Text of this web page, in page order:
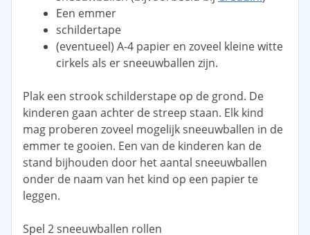
Een emmer
schildertape
(eventueel) A-4 papier en zoveel kleine witte
cirkels als er sneeuwballen zijn.
Plak een strook schilderstape op de grond. De
kinderen gaan achter de streep staan. Elk kind
mag proberen zoveel mogelijk sneeuwballen in de
emmer te gooien. Een van de kinderen kan de
stand bijhouden door het aantal sneeuwballen
onder de naam van het kind op een papier te
leggen.
Spel 2 sneeuwballen rollen